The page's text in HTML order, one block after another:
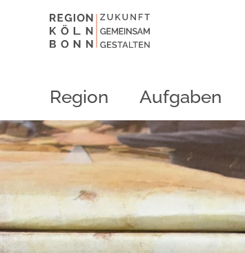
Region Aufgaben